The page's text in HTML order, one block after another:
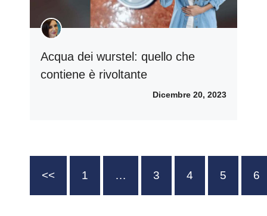
Acqua dei wurstel: quello che
contiene è rivoltante
Dicembre 20, 2023
<< 1 … 3 4 5 6